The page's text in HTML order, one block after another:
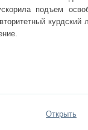
подъем
Открыть